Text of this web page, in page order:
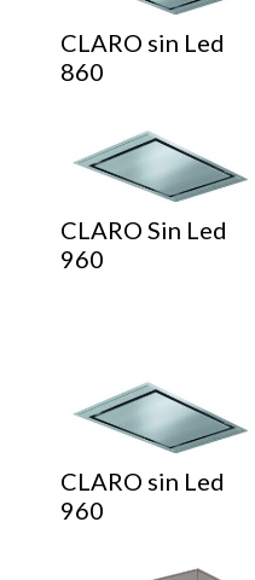
CLARO sin Led
860
CLARO Sin Led
960
CLARO sin Led
960